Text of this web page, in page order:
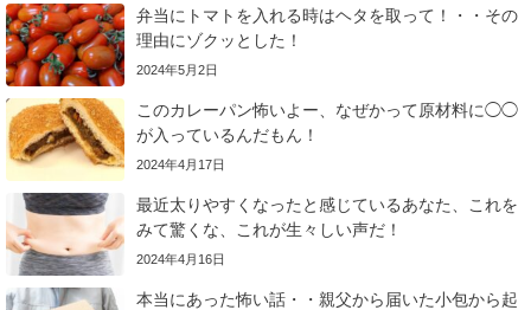
弁当にトマトを入れる時はヘタを取って！・・その
理由にゾクッとした！
2024年5月2日
このカレーパン怖いよー、なぜかって原材料に◯◯
が入っているんだもん！
2024年4月17日
最近太りやすくなったと感じているあなた、これを
みて驚くな、これが生々しい声だ！
2024年4月16日
本当にあった怖い話・・親父から届いた小包から起